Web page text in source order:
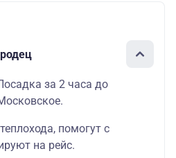
за 2 часа до
помогут с
на рейс.